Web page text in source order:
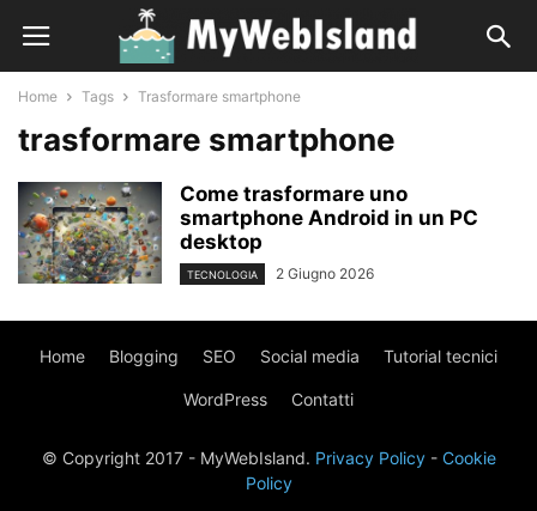
Home Tags Trasformare smartphone
trasformare smartphone
Come trasformare uno
smartphone Android in un PC
desktop
TECNOLOGIA 2 Giugno 2026
Home Blogging SEO Social media Tutorial tecnici
WordPress Contatti
© Copyright 2017 - MyWebIsland. Privacy Policy- Cookie
Policy